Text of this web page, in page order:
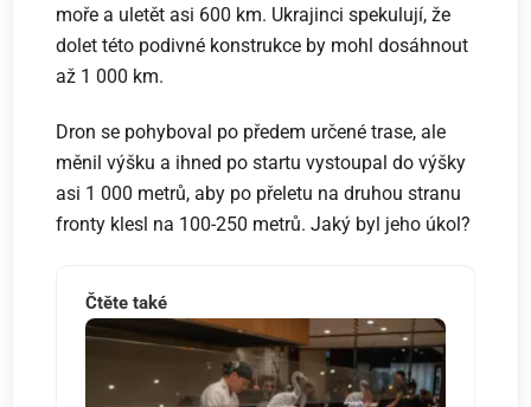
moře a uletět asi 600 km. Ukrajinci spekulují, že
dolet této podivné konstrukce by mohl dosáhnout
až 1 000 km.
Dron se pohyboval po předem určené trase, ale
měnil výšku a ihned po startu vystoupal do výšky
asi 1 000 metrů, aby po přeletu na druhou stranu
fronty klesl na 100-250 metrů. Jaký byl jeho úkol?
Čtěte také